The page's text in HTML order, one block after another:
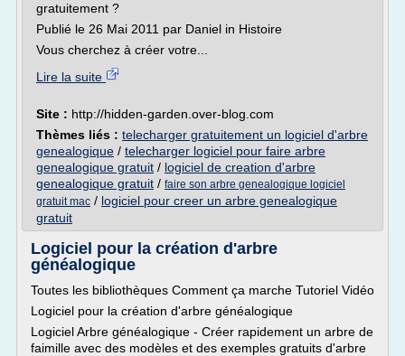
gratuitement ?
Publié le 26 Mai 2011 par Daniel in Histoire
Vous cherchez à créer votre...
Lire la suite
Site : http://hidden-garden.over-blog.com
Thèmes liés : telecharger gratuitement un logiciel d'arbre
genealogique / telecharger logiciel pour faire arbre
genealogique gratuit / logiciel de creation d'arbre
genealogique gratuit / faire son arbre genealogique logiciel
gratuit mac / logiciel pour creer un arbre genealogique
gratuit
Logiciel pour la création d'arbre
généalogique
Toutes les bibliothèques Comment ça marche Tutoriel Vidéo
Logiciel pour la création d'arbre généalogique
Logiciel Arbre généalogique - Créer rapidement un arbre de
faimille avec des modèles et des exemples gratuits d'arbre